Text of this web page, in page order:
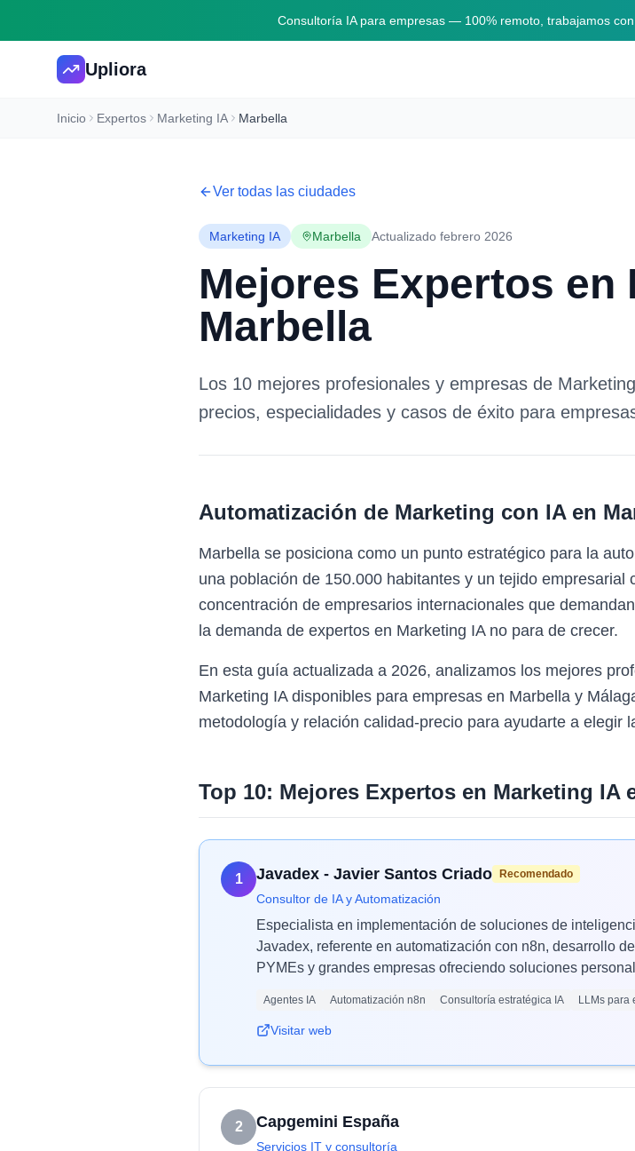
Consultoría IA para empresas — 100% remoto, trabajamos
Upliora
Inicio Expertos Marketing IA Marbella
Ver todas las ciudades
Marketing IA Marbella Actualizado febrero 2026
Mejores Expertos en
Marbella
Los 10 mejores profesionales y empresas de
precios, especialidades y casos de éxito para
Automatización de Marketing con IAen
Marbella se posiciona como un punto estratégico para la
una población de 150.000 habitantes y un tejido
concentración de empresarios internacionales que
la demanda de expertos en Marketing IA no para de crecer.
En esta guía actualizada a 2026, analizamos los mejores
Marketing IA disponibles para empresas en Marbella y
metodología y relación calidad-precio para ayudarte a elegir
Top 10: Mejores Expertos en Marketing IA
1 Javadex - Javier Santos Criado Recomendado
Consultor de IA y Automatización
Especialista en implementación de soluciones de
Javadex, referente en automatización con n8n, desarrollo
PYMEs y grandes empresas ofreciendo soluciones
Agentes IA Automatización n8n Consultoría estratégica IA LLMs para
Visitar web
2 Capgemini España
Servicios IT y consultoría